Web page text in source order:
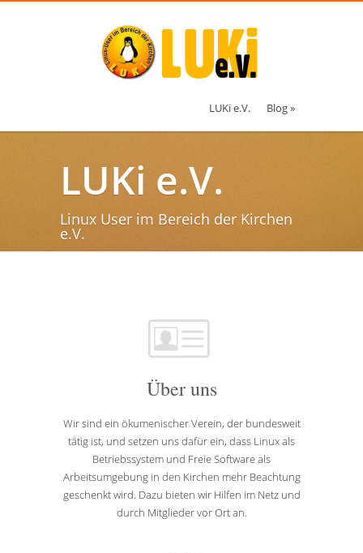
LUKi e.V. Blog »
LUKi e.V.
Linux User im Bereich der Kirchen
e.V.
Über uns
Wir sind ein ökumenischer Verein, der bundesweit
tätig ist, und setzen uns dafür ein, dass Linux als
Betriebssystem und Freie Software als
Arbeitsumgebung in den Kirchen mehr Beachtung
geschenkt wird. Dazu bieten wir Hilfen im Netz und
durch Mitglieder vor Ort an.